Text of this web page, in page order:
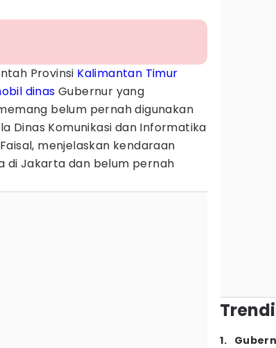
Provinsi Kalimantan Timur
dinas Gubernur yang
belum pernah digunakan
Dinas Komunikasi dan Informatika
menjelaskan kendaraan
di Jakarta dan belum pernah
1.